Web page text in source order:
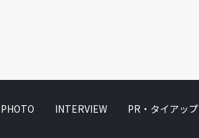
PHOTO INTERVIEW PR・タイアップ